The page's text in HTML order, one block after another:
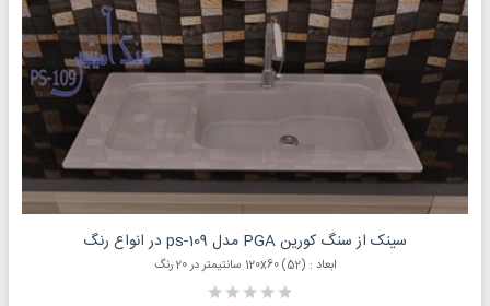
درخواست قیمت محصول سینک از سنگ کورین PGA مدل ps-109 در انواع رنگ
ابعاد : (52) 120x60 سانتیمتر در 20 رنگ